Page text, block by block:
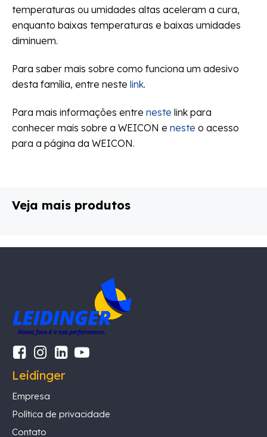
temperaturas ou umidades altas aceleram a cura,
enquanto baixas temperaturas e baixas umidades
diminuem.
Para saber mais sobre como funciona um adesivo
desta família, entre neste link.
Para mais informações entre neste link para
conhecer mais sobre a WEICON e neste o acesso
para a página da WEICON.
Veja mais produtos
Leidinger
Empresa
Política de privacidade
Contato